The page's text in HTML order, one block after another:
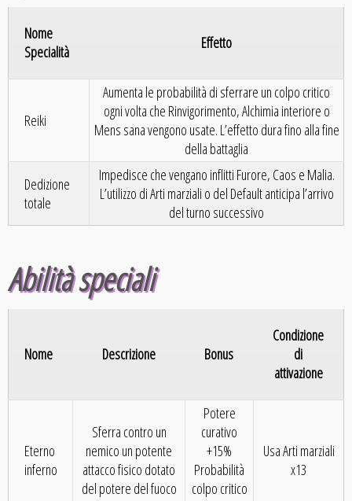
Nome
Specialità
Effetto
Reiki
Aumenta le probabilità di sferrare un colpo critico
ogni volta che Rinvigorimento, Alchimia interiore o
Mens sana vengono usate. L’effetto dura fino alla fine
della battaglia
Dedizione
totale
Impedisce che vengano inflitti Furore, Caos e Malia.
L’utilizzo di Arti marziali o del Default anticipa l’arrivo
del turno successivo
Abilità speciali
Nome Descrizione Bonus
Condizione
di
attivazione
Eterno
inferno
Sferra contro un
nemico un potente
attacco fisico dotato
del potere del fuoco
Potere
curativo
+15%
Probabilità
colpo critico
Usa Arti marziali
x13